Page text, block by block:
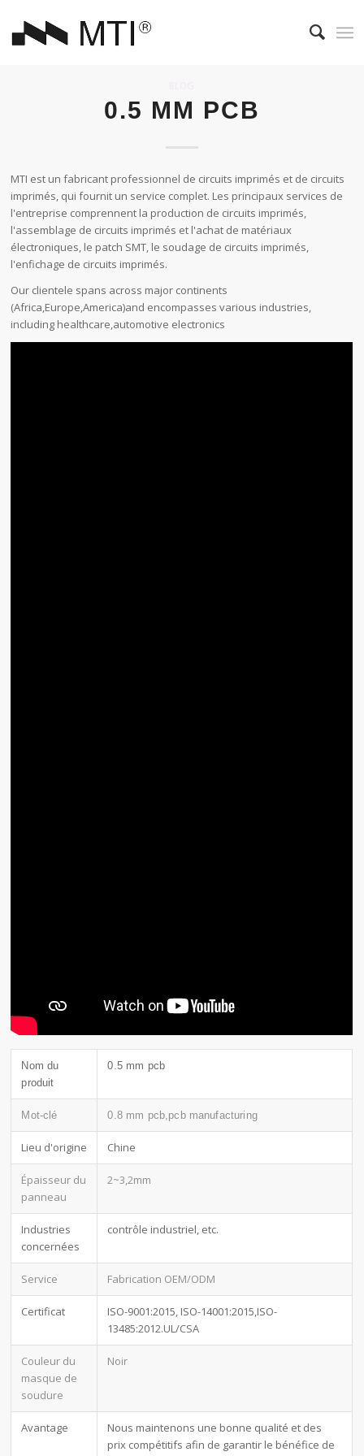
0.5 MM PCB
MTI est un fabricant professionnel de circuits imprimés et de circuits
imprimés, qui fournit un service complet. Les principaux services de
l'entreprise comprennent la production de circuits imprimés,
l'assemblage de circuits imprimés et l'achat de matériaux
électroniques, le patch SMT, le soudage de circuits imprimés,
l'enfichage de circuits imprimés.
Our clientele spans across major continents
(Africa,Europe,America)and encompasses various industries,
including healthcare,automotive electronics
Nom du
produit
0.5 mm pcb
Mot-clé 0.8 mm pcb,pcb manufacturing
Lieu d'origine Chine
Épaisseur du
panneau
2~3,2mm
Industries
concernées
contrôle industriel, etc.
Service Fabrication OEM/ODM
Certificat
ISO-9001:2015, ISO-14001:2015,ISO-
13485:2012.UL/CSA
Couleur du
masque de
soudure
Noir
Avantage
Nous maintenons une bonne qualité et des
prix compétitifs afin de garantir le bénéfice de